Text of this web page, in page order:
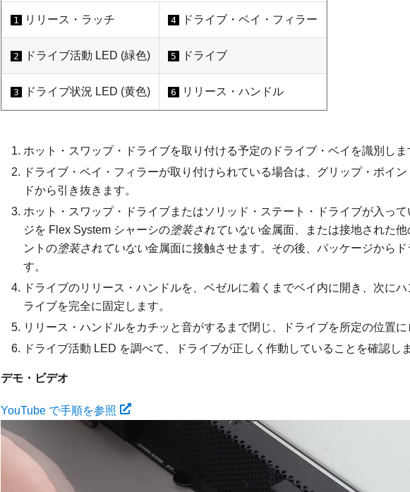
1 リリース・ラッチ 4 ドライブ・ベイ・フィラー
2 ドライブ活動 LED (緑色) 5 ドライブ
3 ドライブ状況 LED (黄色) 6 リリース・ハンドル
ホット・スワップ・ドライブを取り付ける予定のドライブ・ベイを識別しま
ドライブ・ベイ・フィラーが取り付けられている場合は、グリップ・ポイ
ドから引き抜きます。
ホット・スワップ・ドライブまたはソリッド・ステート・ドライブが入っ
ジを Flex System シャーシの塗装されていない金属面、または接地された
ントの塗装されていない金属面に接触させます。その後、パッケージからド
す。
ドライブのリリース・ハンドルを、ベゼルに着くまでベイ内に開き、次に
ライブを完全に固定します。
リリース・ハンドルをカチッと音がするまで閉じ、ドライブを所定の位置に
ドライブ活動 LED を調べて、ドライブが正しく作動していることを確認しま
デモ・ビデオ
YouTube で手順を参照